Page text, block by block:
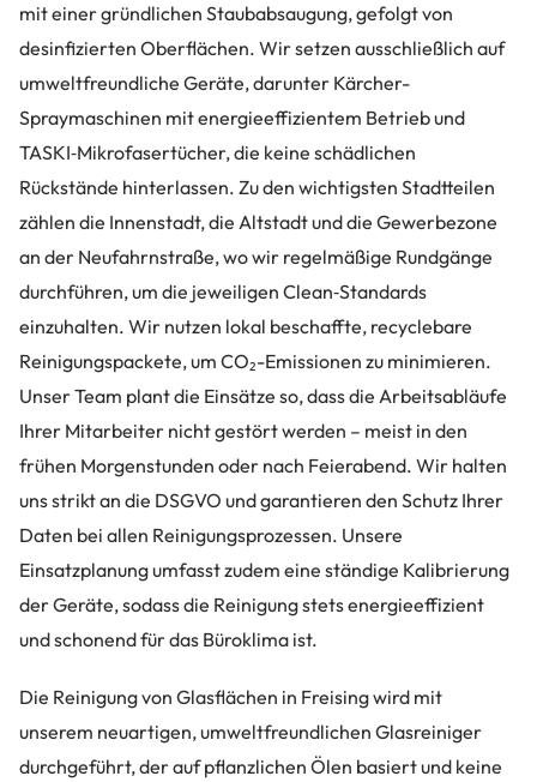
mit einer gründlichen Staubabsaugung, gefolgt von
desinfizierten Oberflächen. Wir setzen ausschließlich auf
umweltfreundliche Geräte, darunter Kärcher-
Spraymaschinen mit energieeffizientem Betrieb und
TASKI‑Mikrofasertücher, die keine schädlichen
Rückstände hinterlassen. Zu den wichtigsten Stadtteilen
zählen die Innenstadt, die Altstadt und die Gewerbezone
an der Neufahrnstraße, wo wir regelmäßige Rundgänge
durchführen, um die jeweiligen Clean‑Standards
einzuhalten. Wir nutzen lokal beschaffte, recyclebare
Reinigungspackete, um CO₂-Emissionen zu minimieren.
Unser Team plant die Einsätze so, dass die Arbeitsabläufe
Ihrer Mitarbeiter nicht gestört werden – meist in den
frühen Morgenstunden oder nach Feierabend. Wir halten
uns strikt an die DSGVO und garantieren den Schutz Ihrer
Daten bei allen Reinigungsprozessen. Unsere
Einsatzplanung umfasst zudem eine ständige Kalibrierung
der Geräte, sodass die Reinigung stets energieeffizient
und schonend für das Büroklima ist.
Die Reinigung von Glasflächen in Freising wird mit
unserem neuartigen, umweltfreundlichen Glasreiniger
durchgeführt, der auf pflanzlichen Ölen basiert und keine